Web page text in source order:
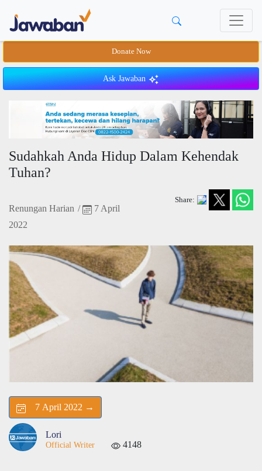
Donate Now
Ask Jawaban
Sudahkah Anda Hidup Dalam Kehendak
Tuhan?
Renungan Harian /
7 April
2022
Share:
7 April 2022 →
Lori
Official Writer 4148